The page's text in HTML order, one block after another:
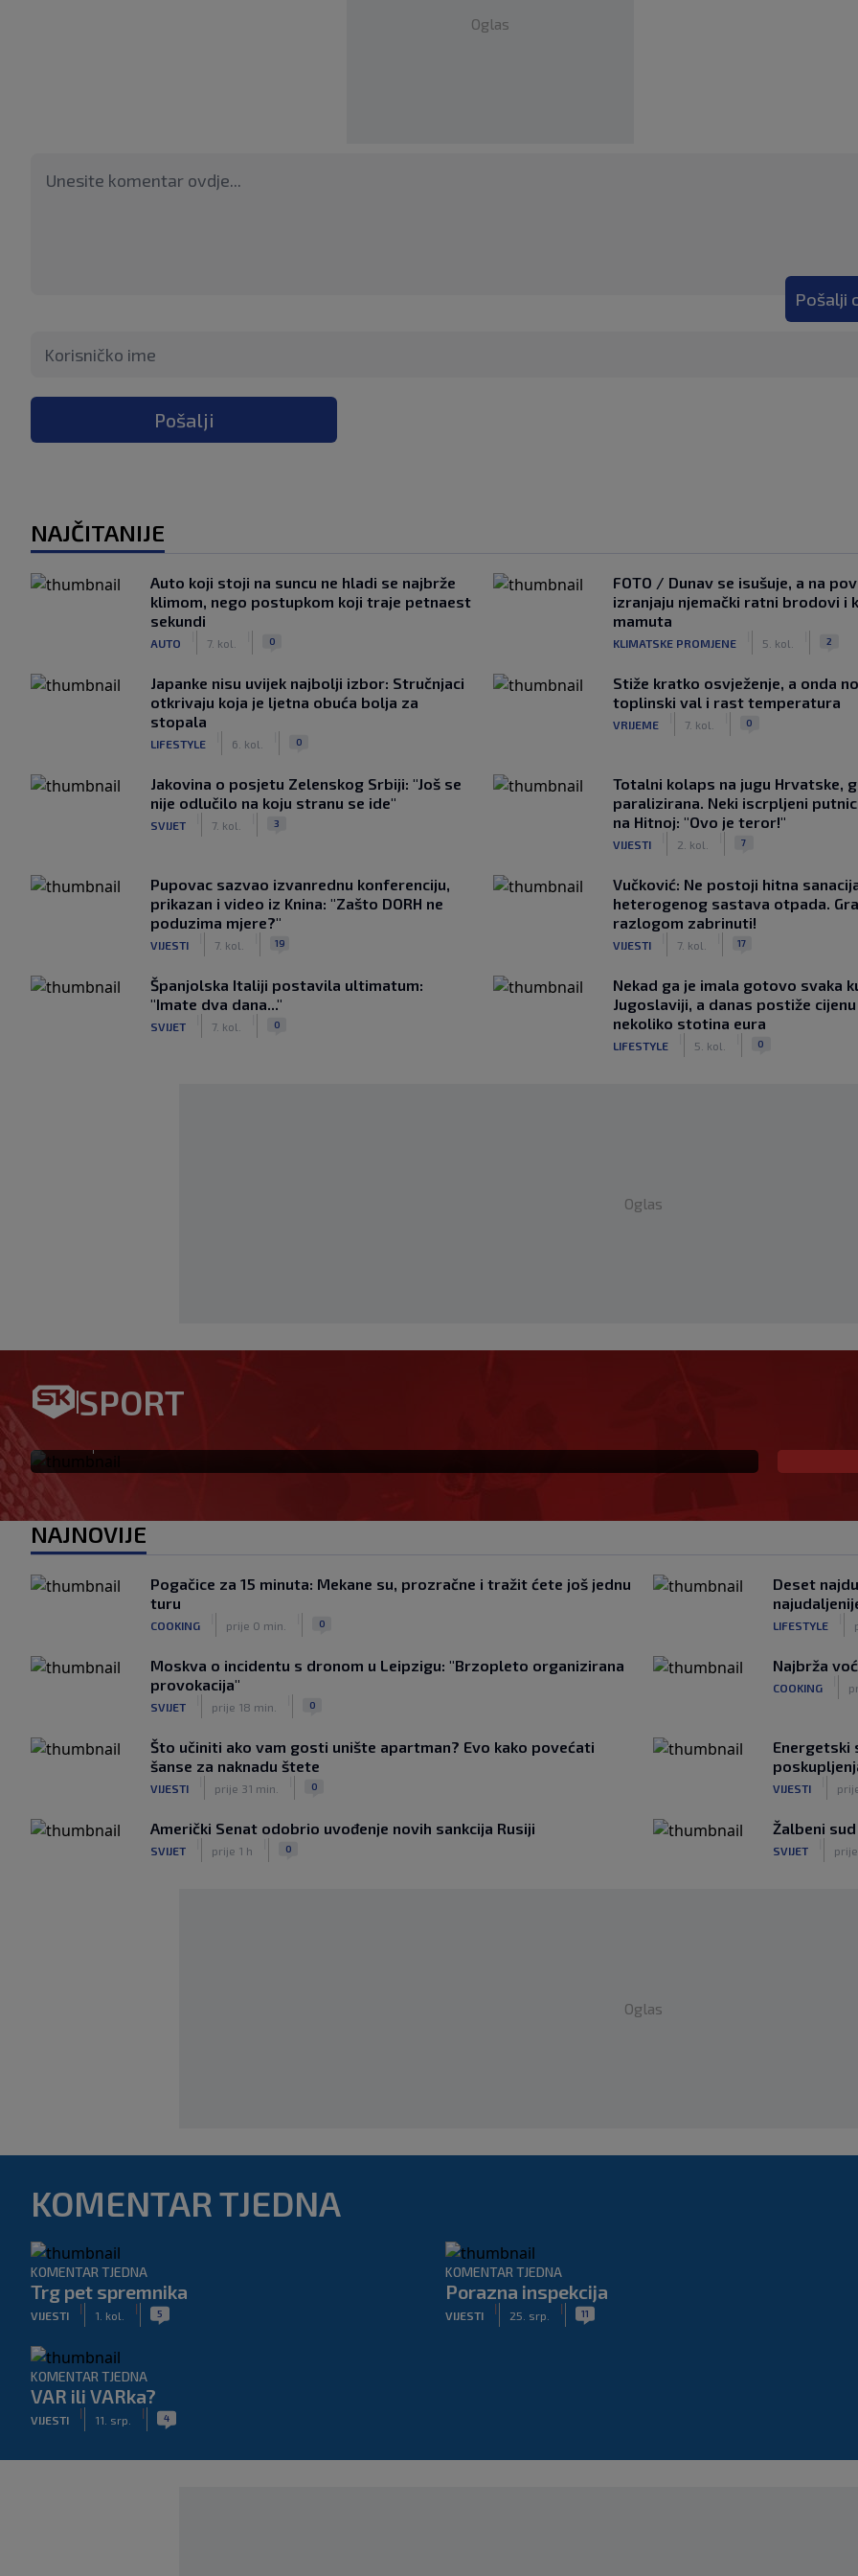
Oglas
Pošalji
Pošalji
NAJČITANIJE
Auto koji stoji na suncu ne hladi se najbrže
klimom, nego postupkom koji traje petnaest
sekundi
AUTO 7. kol. 0
FOTO / Dunav se isušuje, a na
izranjaju njemački ratni brodovi i
mamuta
KLIMATSKE PROMJENE 5. kol. 2
Japanke nisu uvijek najbolji izbor: Stručnjaci
otkrivaju koja je ljetna obuća bolja za
stopala
LIFESTYLE 6. kol. 0
Stiže kratko osvježenje, a onda
toplinski val i rast temperatura
VRIJEME 7. kol. 0
Jakovina o posjetu Zelenskog Srbiji: "Još se
nije odlučilo na koju stranu se ide"
SVIJET 7. kol. 3
Totalni kolaps na jugu Hrvatske,
paralizirana. Neki iscrpljeni
na Hitnoj: "Ovo je teror!"
VIJESTI 2. kol. 7
Pupovac sazvao izvanrednu konferenciju,
prikazan i video iz Knina: "Zašto DORH ne
poduzima mjere?"
VIJESTI 7. kol. 19
Vučković: Ne postoji hitna
heterogenog sastava otpada.
razlogom zabrinuti!
VIJESTI 7. kol. 17
Španjolska Italiji postavila ultimatum:
"Imate dva dana..."
SVIJET 7. kol. 0
Nekad ga je imala gotovo svaka
Jugoslaviji, a danas postiže
nekoliko stotina eura
LIFESTYLE 5. kol. 0
Oglas
SPORT
Bennacer raskinuo s Milanom i sada je slobodan
igrač: Boban je upravo to i htio, ali…
NAJNOVIJE
Pogačice za 15 minuta: Mekane su, prozračne i tražit ćete još jednu
turu
COOKING prije 0 min. 0
Deset
LIFESTYLE
Moskva o incidentu s dronom u Leipzigu: "Brzopleto organizirana
provokacija"
SVIJET prije 18 min. 0
Najbrža
COOKING
Što učiniti ako vam gosti unište apartman? Evo kako povećati
šanse za naknadu štete
VIJESTI prije 31 min. 0
Energetski
VIJESTI
Američki Senat odobrio uvođenje novih sankcija Rusiji
SVIJET prije 1 h 0
Žalbeni
SVIJET
Oglas
KOMENTAR TJEDNA
KOMENTAR TJEDNA
Trg pet spremnika
VIJESTI
|
1. kol.
| 5
KOMENTAR TJEDNA
Porazna inspekcija
VIJESTI
|
25. srp.
| 11
KOMENTAR TJEDNA
VAR ili VARka?
VIJESTI
|
11. srp.
| 4